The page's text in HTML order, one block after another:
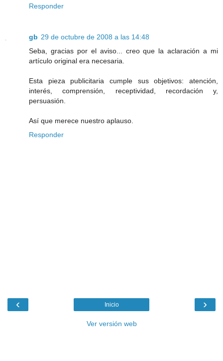
Responder
gb 29 de octubre de 2008 a las 14:48
Seba, gracias por el aviso... creo que la aclaración a mi
artículo original era necesaria.
Esta pieza publicitaria cumple sus objetivos: atención,
interés, comprensión, receptividad, recordación y,
persuasión.
Así que merece nuestro aplauso.
Responder
‹ ›
Inicio
Ver versión web